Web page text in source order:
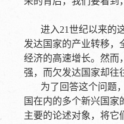
进入21世纪以来的
发达国家的产业转移，
经济的高速增长。然而
强，而欠发达国家却往
为了回答这个问题
国在内的多个新兴国
主要的论述对象，将它